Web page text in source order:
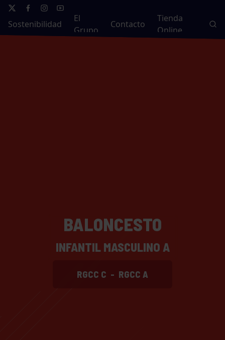
Sostenibilidad
El
Grupo
Contacto
Tienda
Online
BALONCESTO
INFANTIL MASCULINO A
RGCC C - RGCC A